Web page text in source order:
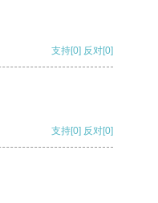
支持[0] 反对[0]
支持[0] 反对[0]